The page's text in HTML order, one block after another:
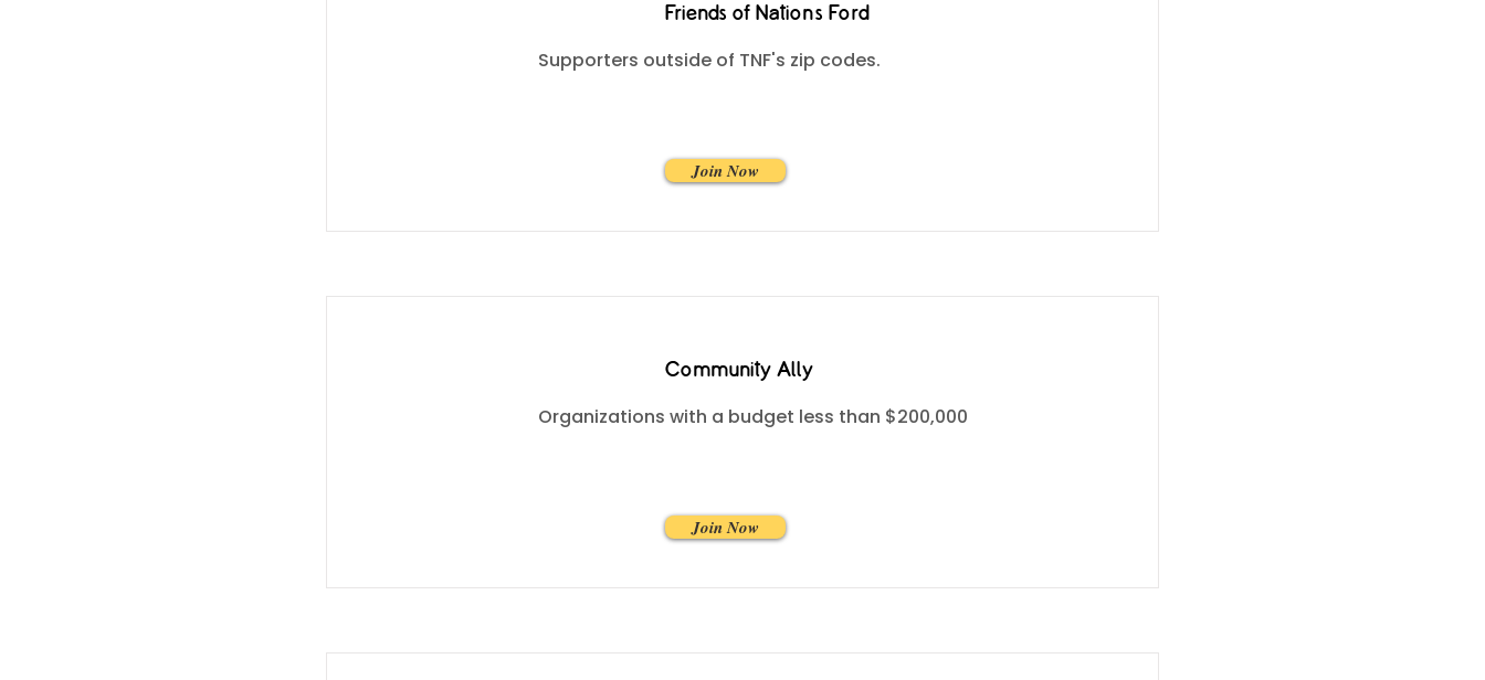
Friends of Nations Ford
Supporters outside of TNF's zip codes.
Join Now
Community Ally
Organizations with a budget less than $200,000
Join Now